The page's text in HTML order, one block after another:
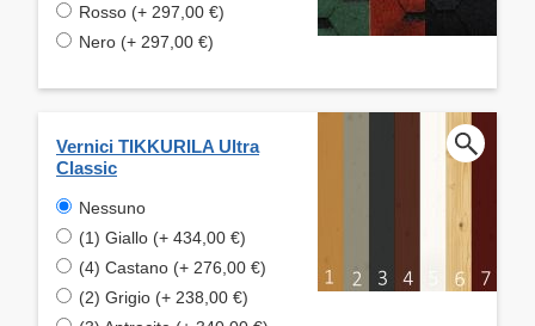
Rosso (+ 297,00 €)
Nero (+ 297,00 €)
Vernici TIKKURILA Ultra
Classic
Nessuno
(1) Giallo (+ 434,00 €)
(4) Castano (+ 276,00 €)
(2) Grigio (+ 238,00 €)